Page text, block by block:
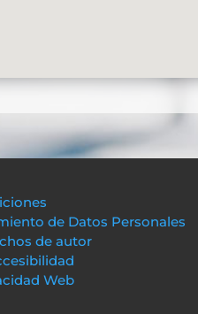
de Datos Personales
de autor
Web